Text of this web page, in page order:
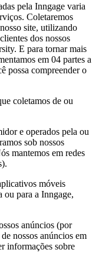
pela Inngage varia
Coletaremos
site, utilizando
dos nossos
E para tornar mais
em 04 partes a
possa compreender o
coletamos de ou
e operados pela ou
sob nossos
mantemos em redes
móveis
ou para a Inngage,
anúncios (por
nossos anúncios em
informações sobre